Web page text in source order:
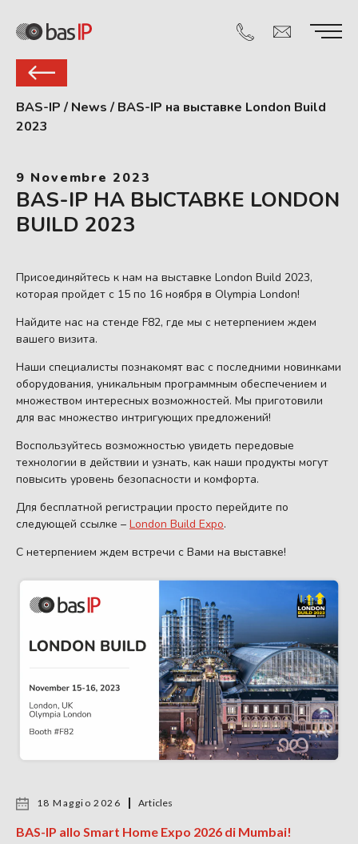
BAS-IP / News / BAS-IP на выставке London Build
2023
9 Novembre 2023
BAS-IP НА ВЫСТАВКЕ LONDON
BUILD 2023
Присоединяйтесь к нам на выставке London Build 2023,
которая пройдет с 15 по 16 ноября в Olympia London!
Найдите нас на стенде F82, где мы с нетерпением ждем
вашего визита.
Наши специалисты познакомят вас с последними новинками
оборудования, уникальным программным обеспечением и
множеством интересных возможностей. Мы приготовили
для вас множество интригующих предложений!
Воспользуйтесь возможностью увидеть передовые
технологии в действии и узнать, как наши продукты могут
повысить уровень безопасности и комфорта.
Для бесплатной регистрации просто перейдите по
следующей ссылке – London Build Expo.
С нетерпением ждем встречи с Вами на выставке!
18 Maggio 2026 Articles
BAS-IP allo Smart Home Expo 2026 di Mumbai!